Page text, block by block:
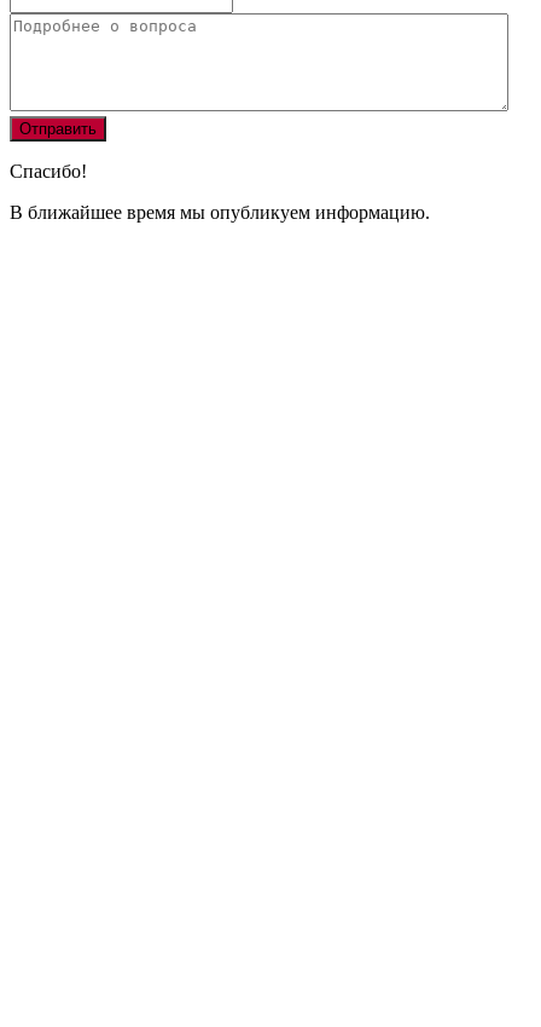
Спасибо!
В ближайшее время мы опубликуем информацию.